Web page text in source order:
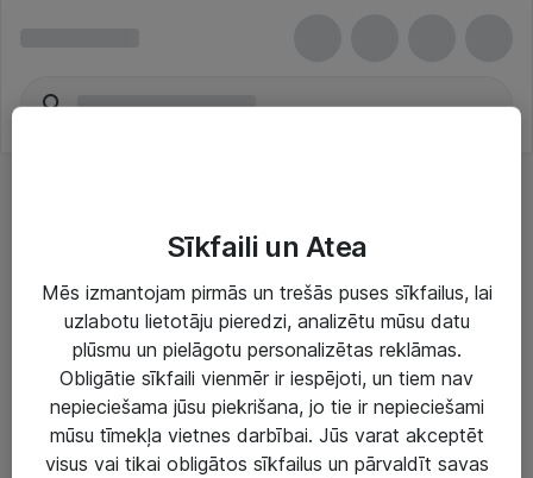
Risinājumi & Pakalpojumi
IT serviss un atbalsts
IT infrastruktūra
Darba vietu IT risinājumi
Sīkfaili un Atea
Mēs izmantojam pirmās un trešās puses sīkfailus, lai
uzlabotu lietotāju pieredzi, analizētu mūsu datu
plūsmu un pielāgotu personalizētas reklāmas.
Obligātie sīkfaili vienmēr ir iespējoti, un tiem nav
nepieciešama jūsu piekrišana, jo tie ir nepieciešami
mūsu tīmekļa vietnes darbībai. Jūs varat akceptēt
visus vai tikai obligātos sīkfailus un pārvaldīt savas